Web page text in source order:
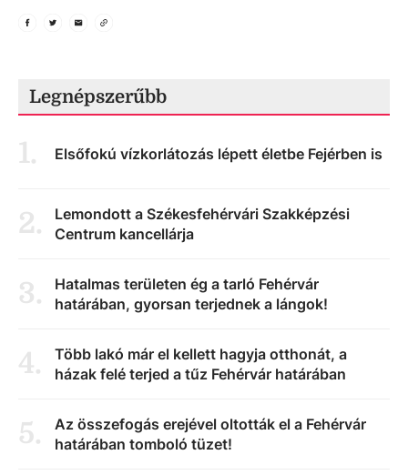
Legnépszerűbb
1. Elsőfokú vízkorlátozás lépett életbe Fejérben is
2.
Lemondott a Székesfehérvári Szakképzési
Centrum kancellárja
3.
Hatalmas területen ég a tarló Fehérvár
határában, gyorsan terjednek a lángok!
4.
Több lakó már el kellett hagyja otthonát, a
házak felé terjed a tűz Fehérvár határában
5.
Az összefogás erejével oltották el a Fehérvár
határában tomboló tüzet!